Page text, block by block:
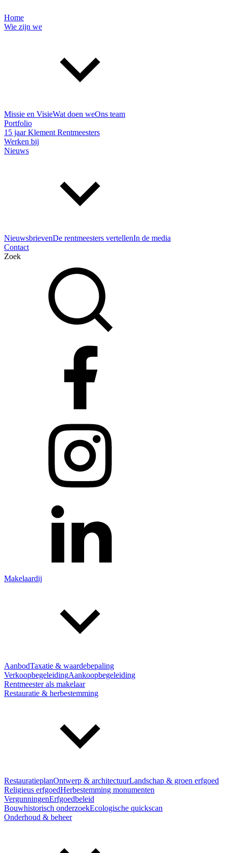
Home
Wie zijn we
Missie en VisieWat doen weOns team
Portfolio
15 jaar Klement Rentmeesters
Werken bij
Nieuws
NieuwsbrievenDe rentmeesters vertellenIn de media
Contact
Zoek
Makelaardij
AanbodTaxatie & waardebepaling
VerkoopbegeleidingAankoopbegeleiding
Rentmeester als makelaar
Restauratie & herbestemming
RestauratieplanOntwerp & architectuurLandschap & groen erfgoed
Religieus erfgoedHerbestemming monumenten
VergunningenErfgoedbeleid
Bouwhistorisch onderzoekEcologische quickscan
Onderhoud & beheer